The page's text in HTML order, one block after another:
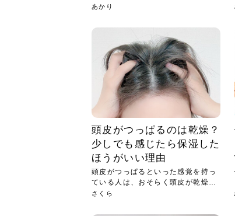
タ…...
あかり
頭皮がつっぱるのは乾燥？
少しでも感じたら保湿した
ほうがいい理由
頭皮がつっぱるといった感覚を持っ
ている人は、おそらく頭皮が乾燥し
てい...
さくら